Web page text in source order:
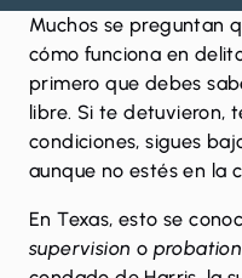
Muchos se preguntan
cómo funciona en
primero que debes
libre. Si te detuvieron,
condiciones, sigues
aunque no estés en la
En Texas, esto se
supervision o probation